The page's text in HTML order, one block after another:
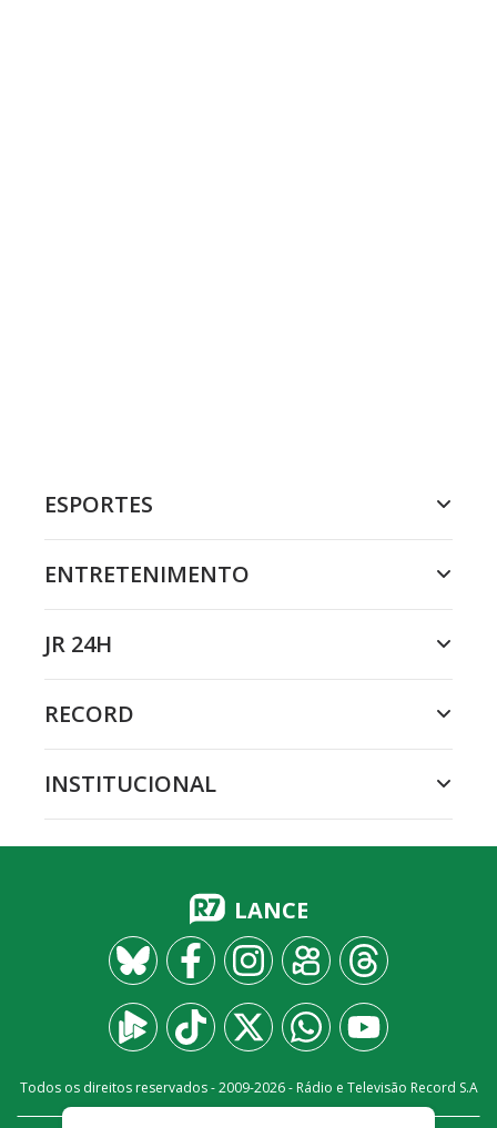
ESPORTES
ENTRETENIMENTO
JR 24H
RECORD
INSTITUCIONAL
LANCE
Todos os direitos reservados - 2009-2026- Rádio e Televisão Record S.A